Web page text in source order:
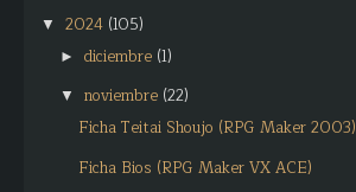
▼ 2024 (105)
► diciembre (1)
▼ noviembre (22)
Ficha Teitai Shoujo (RPG Maker 2003)
Ficha Bios (RPG Maker VX ACE)